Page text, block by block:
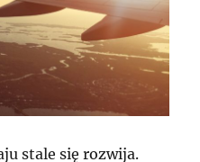
stale się rozwija.